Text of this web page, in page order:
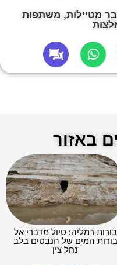
מטיילות, משתפות
באזור
בורות רמליה: טיול מדברי אל
בורות המים של הנבטים בלב
נחל צין